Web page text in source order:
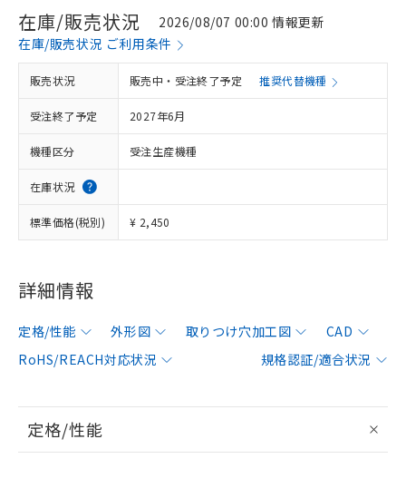
在庫/販売状況
2026/08/07 00:00 情報更新
在庫/販売状況 ご利用条件
販売状況 販売中・受注終了予定 推奨代替機種
受注終了予定 2027年6月
機種区分 受注生産機種
在庫状況
標準価格(税別) ¥ 2,450
詳細情報
定格/性能 外形図 取りつけ穴加工図
CAD
RoHS/REACH対応状況
規格認証/適合状況
定格/性能